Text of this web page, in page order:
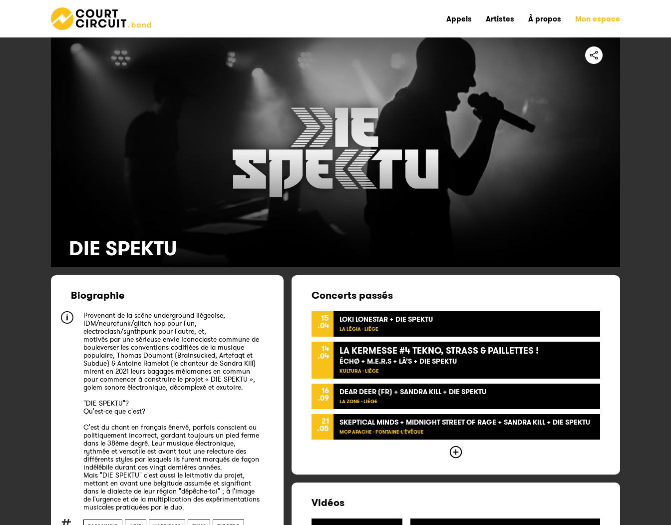
Appels Artistes À propos Mon espace
DIE SPEKTU
Biographie
Provenant de la scène underground liégeoise,
IDM/neurofunk/glitch hop pour l'un,
electroclash/synthpunk pour l'autre, et,
motivés par une sérieuse envie iconoclaste commune de
bouleverser les conventions codifiées de la musique
populaire, Thomas Doumont (Brainsucked, Artefaqt et
Subdue) & Antoine Ramelot (le chanteur de Sandra Kill)
mirent en 2021 leurs bagages mélomanes en commun
pour commencer à construire le projet « DIE SPEKTU »,
golem sonore électronique, décomplexé et exutoire.
"DIE SPEKTU"?
Qu'est-ce que c'est?
C'est du chant en français énervé, parfois conscient ou
politiquement incorrect, gardant toujours un pied ferme
dans le 38ème degré. Leur musique électronique,
rythmée et versatile est avant tout une relecture des
différents styles par lesquels ils furent marqués de façon
indélébile durant ces vingt dernières années.
Mais "DIE SPEKTU" c'est aussi le leitmotiv du projet,
mettant en avant une belgitude assumée et signifiant
dans le dialecte de leur région "dépêche-toi" ; à l'image
de l'urgence et de la multiplication des expérimentations
musicales pratiquées par le duo.
Concerts passés
15
.04
LOKI LONESTAR + DIE SPEKTU
LA LÉGIA - LIÈGE
14
.04 LA KERMESSE #4 TEKNO, STRASS & PAILLETTES !
ÉCHØ + M.E.R.S + LÀ’S + DIE SPEKTU
KULTURA - LIÈGE
16
.09
DEAR DEER (FR) + SANDRA KILL + DIE SPEKTU
LA ZONE - LIÈGE
21
.05
SKEPTICAL MINDS + MIDNIGHT STREET OF RAGE + SANDRA KILL + DIE SPEKTU
MCP APACHE - FONTAINE-L'ÉVÊQUE
Vidéos